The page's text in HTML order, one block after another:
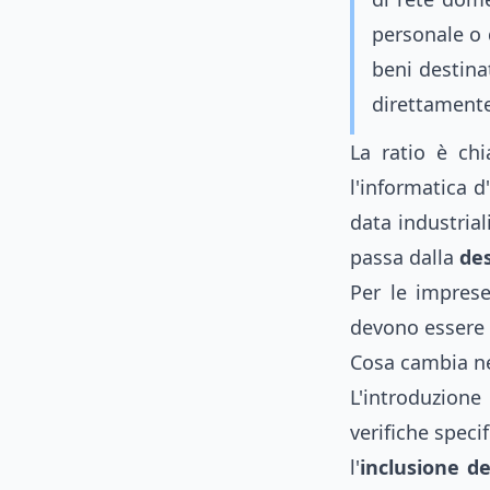
personale
beni
La ratio è
l'informatica
data
passa dalla
Per le
devono
Cosa cambia
verifiche
l'inclusione